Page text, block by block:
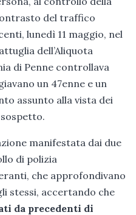
del traffico
lunedì 11 maggio, nel
dell’Aliquota
di Penne controllava
un 47enne e un
assunto alla vista dei
manifestata dai due
di polizia
che approfondivano
stessi, accertando che
da precedenti di